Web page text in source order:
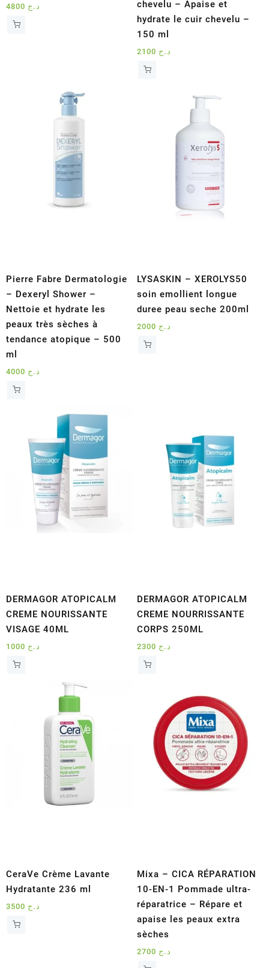
د.ج
chevelu – Apaise et
hydrate le cuir chevelu –
150 ml
د.ج
Pierre Fabre Dermatologie
– Dexeryl Shower –
Nettoie et hydrate les
peaux très sèches à
tendance atopique – 500
ml
د.ج
LYSASKIN – XEROLYS50
soin emollient longue
duree peau seche 200ml
د.ج
DERMAGOR ATOPICALM
CREME NOURISSANTE
VISAGE 40ML
د.ج
DERMAGOR ATOPICALM
CREME NOURRISSANTE
CORPS 250ML
د.ج
CeraVe Crème Lavante
Hydratante 236 ml
د.ج
Mixa – CICA RÉPARATION
10-EN-1 Pommade ultra-
réparatrice – Répare et
apaise les peaux extra
sèches
د.ج